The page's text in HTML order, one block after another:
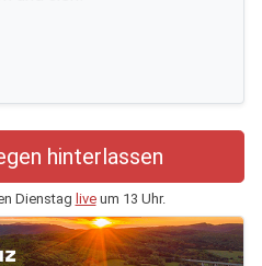
hinterlassen
Dienstag liveum 13 Uhr.